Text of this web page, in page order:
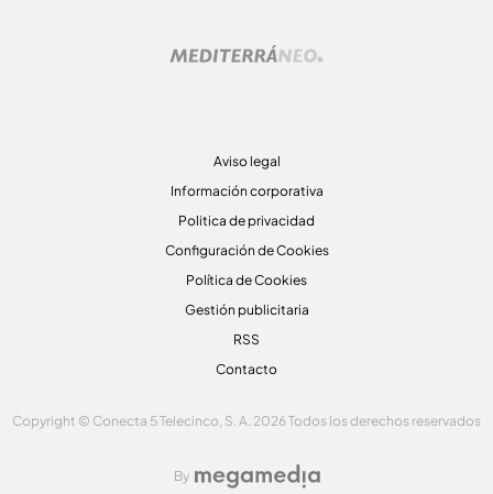
Aviso legal
Información corporativa
Politica de privacidad
Configuración de Cookies
Política de Cookies
Gestión publicitaria
RSS
Contacto
Copyright © Conecta 5 Telecinco, S. A. 2026 Todos los derechos reservados
By